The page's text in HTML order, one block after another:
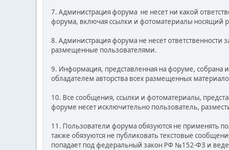
7. Администрация форума не несет ни какой
форума, включая ссылки и фотоматериалы носящий
8. Администрация форума не несет
размещенные пользователями.
9. Информация, представленная на форуме, собрана
обладателем авторства всех размещенных
10. Все сообщения, ссылки и фотоматериалы,
форуме несет исключительно пользователь,
11. Пользователи форума обязуются не применять
также обязуются не публиковать текстовые
попадает под федеральный закон РФ №152-ФЗ и